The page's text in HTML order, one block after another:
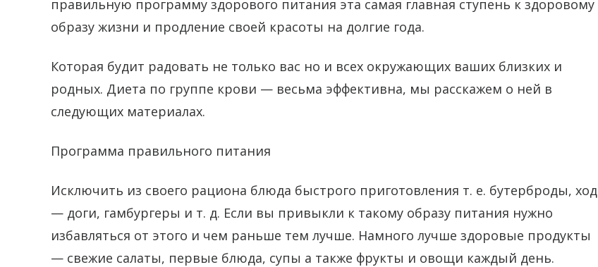
правильную программу здорового питания эта самая главная ступень к здоровому
образу жизни и продление своей красоты на долгие года.
Которая будит радовать не только вас но и всех окружающих ваших близких и
родных. Диета по группе крови — весьма эффективна, мы расскажем о ней в
следующих материалах.
Программа правильного питания
Исключить из своего рациона блюда быстрого приготовления т. е. бутерброды, ход
— доги, гамбургеры и т. д. Если вы привыкли к такому образу питания нужно
избавляться от этого и чем раньше тем лучше. Намного лучше здоровые продукты
— свежие салаты, первые блюда, супы а также фрукты и овощи каждый день.